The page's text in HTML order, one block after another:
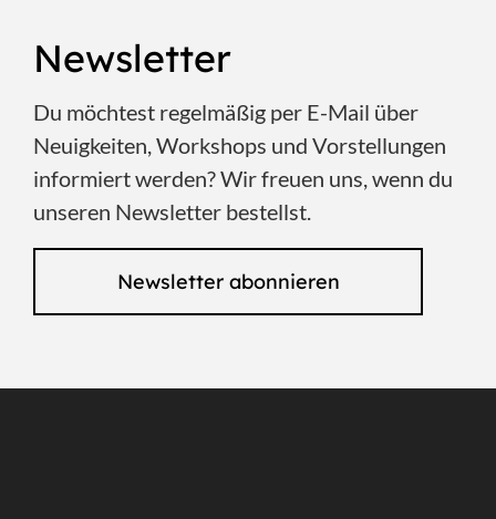
Newsletter
Du möchtest regelmäßig per E-Mail über
Neuigkeiten, Workshops und Vorstellungen
informiert werden? Wir freuen uns, wenn du
unseren Newsletter bestellst.
Newsletter abonnieren